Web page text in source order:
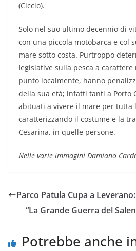
(Ciccio).
Solo nel suo ultimo decennio di
con una piccola motobarca e col
mare sotto costa. Purtroppo
legislative sulla pesca a carattere
punto localmente, hanno
della sua età; infatti tanti a Porto
abituati a vivere il mare per tutta
caratterizzando il costume e la
Cesarina, in quelle persone.
Nelle varie immagini Damiano
Parco Patula Cupa a
“La Grande Guerra del
Potrebbe anche